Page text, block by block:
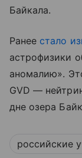
Байкала.
Ранее стало
астрофизики
аномалию».
GVD —
дне озера
российские